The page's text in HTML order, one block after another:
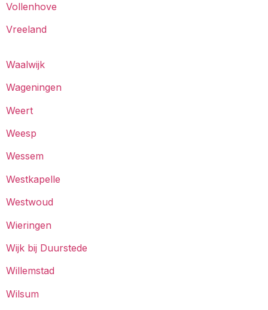
Vollenhove
Vreeland
Waalwijk
Wageningen
Weert
Weesp
Wessem
Westkapelle
Westwoud
Wieringen
Wijk bij Duurstede
Willemstad
Wilsum